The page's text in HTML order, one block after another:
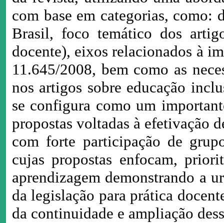
com base em categorias, como:
Brasil, foco temático dos
docente), eixos relacionados à
11.645/2008, bem como as
nos artigos sobre educação
se configura como um
propostas voltadas à efetivação
com forte participação de
cujas propostas enfocam,
aprendizagem demonstrando a
da legislação para prática
da continuidade e ampliação